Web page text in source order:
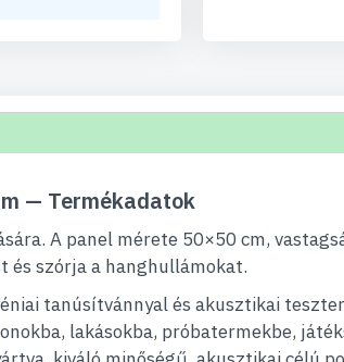
— Termékadatok
A panel mérete 50×50 cm,
és szórja a hanghullámokat.
tanúsítvánnyal és akusztikai
lakásokba, próbatermekbe,